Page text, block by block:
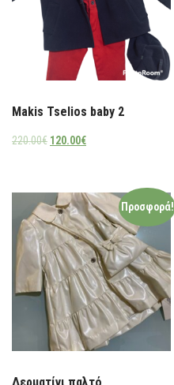
Makis Tselios baby 2
220.00€ 120.00€
Προσφορά!